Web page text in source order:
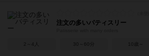
注文の多いパティスリー
2～4人 30～60分 10歳～